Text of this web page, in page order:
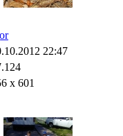
22:47
x 601